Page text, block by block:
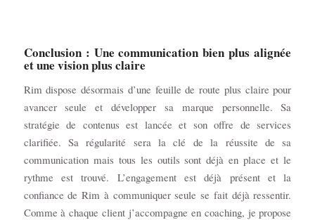
Conclusion : Une communication bien plus alignée
et une vision plus claire
Rim dispose désormais d’une feuille de route plus claire pour
avancer seule et développer sa marque personnelle. Sa
stratégie de contenus est lancée et son offre de services
clarifiée. Sa régularité sera la clé de la réussite de sa
communication mais tous les outils sont déjà en place et le
rythme est trouvé. L’engagement est déjà présent et la
confiance de Rim à communiquer seule se fait déjà ressentir.
Comme à chaque client j’accompagne en coaching, je propose